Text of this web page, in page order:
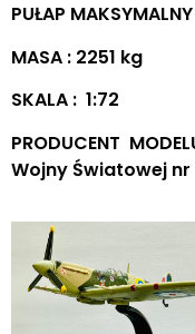
PUŁAP
MASA : 2251 kg
SKALA : 1:72
PRODUCENT
Wojny Światowej nr